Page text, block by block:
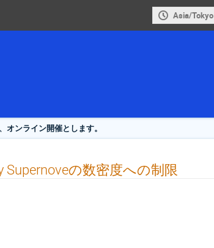
Asia/Tokyo
オンライン開催とします。
の数密度への制限